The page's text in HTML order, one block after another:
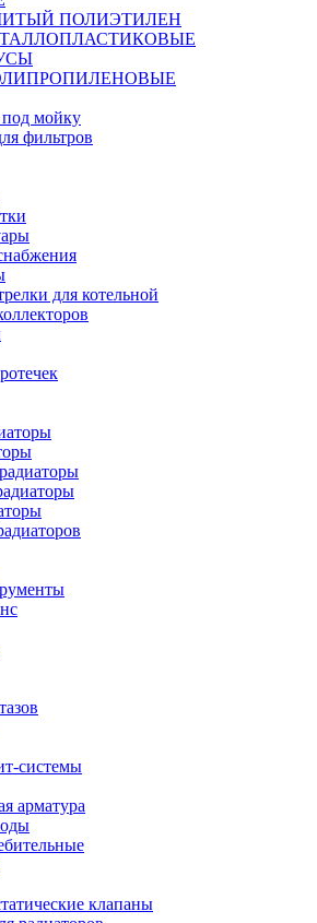
ПОЛИЭТИЛЕН
мойку
фильтров
для котельной
системы
арматура
клапаны